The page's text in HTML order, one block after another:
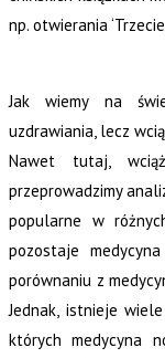
np. otwierania
Jak wiemy na
uzdrawiania, lecz
Nawet tutaj,
przeprowadzimy
popularne w
pozostaje
porównaniu z
Jednak, istnieje
których medycyna